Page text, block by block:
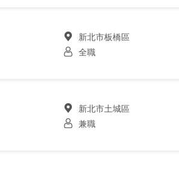
新北市板橋區
全職
新北市土城區
兼職